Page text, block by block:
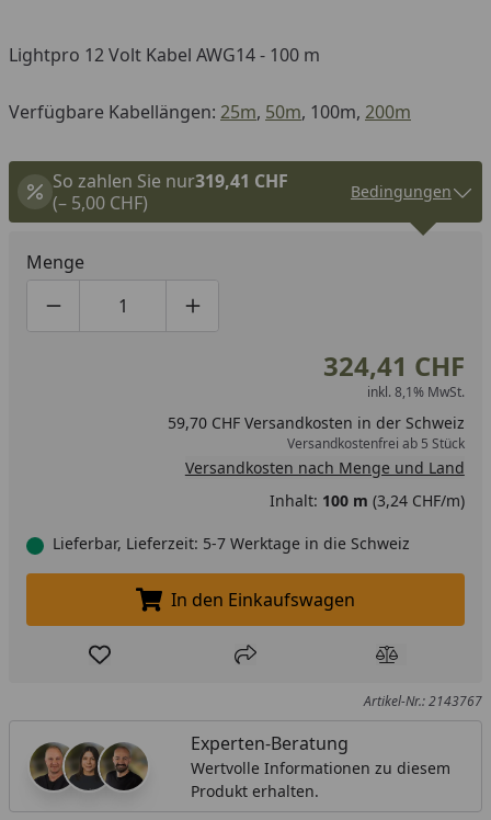
Lightpro 12 Volt Kabel AWG14 - 100 m
Verfügbare Kabellängen: 25m, 50m, 100m, 200m
So zahlen Sie nur319,41 CHF
(– 5,00 CHF)
Bedingungen
Menge
Produktmenge um eins verringern
Produktmenge manuell eingeben
Produktmenge um eins erhöhen
324,41 CHF
inkl. 8,1% MwSt.
59,70 CHF Versandkosten in der Schweiz
Versandkostenfrei ab 5 Stück
Versandkosten nach Menge und Land
Inhalt: 100 m (3,24 CHF/m)
Lieferbar, Lieferzeit: 5-7 Werktage in die Schweiz
In den Einkaufswagen legen
In den Einkaufswagen
Produkt zur Wunschliste hinzufügen
Teilen Produkt
Artikel-Nr.: 2143767
Experten-Beratung
Wertvolle Informationen zu diesem
Produkt erhalten.